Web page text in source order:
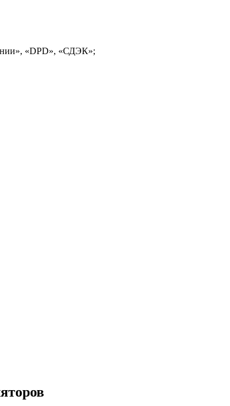
«DPD», «СДЭК»;